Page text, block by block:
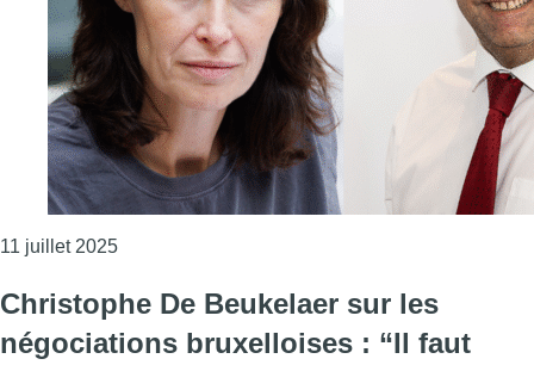
11 juillet 2025Consulter l'article "Formation bruxelloise : après
Christophe De Beukelaer sur les
négociations bruxelloises : “Il faut